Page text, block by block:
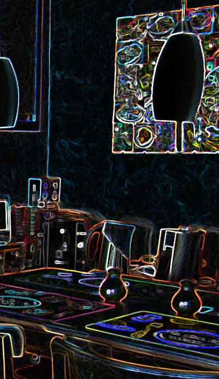
et aux Cookie géant aux pépites de
chocolat et au miel
Noix de cajou caramélisées
au sésame
au Quesadillas à la mexicaine